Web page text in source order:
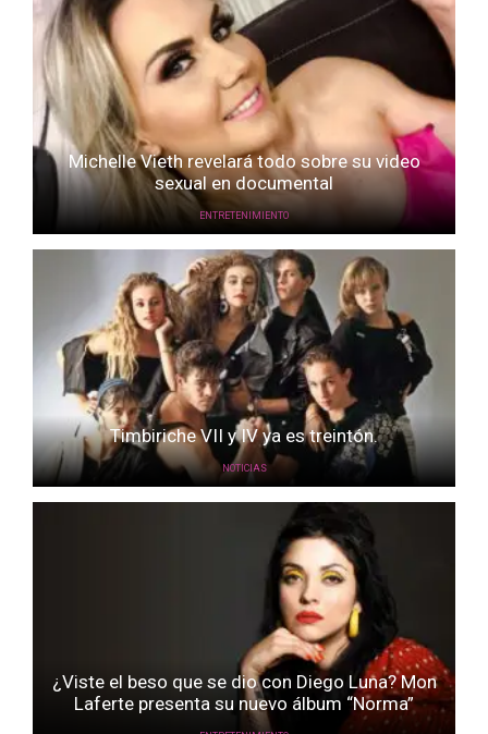
Michelle Vieth revelará todo sobre su video
sexual en documental
ENTRETENIMIENTO
Timbiriche VII y IV ya es treintón.
NOTICIAS
¿Viste el beso que se dio con Diego Luna? Mon
Laferte presenta su nuevo álbum “Norma”